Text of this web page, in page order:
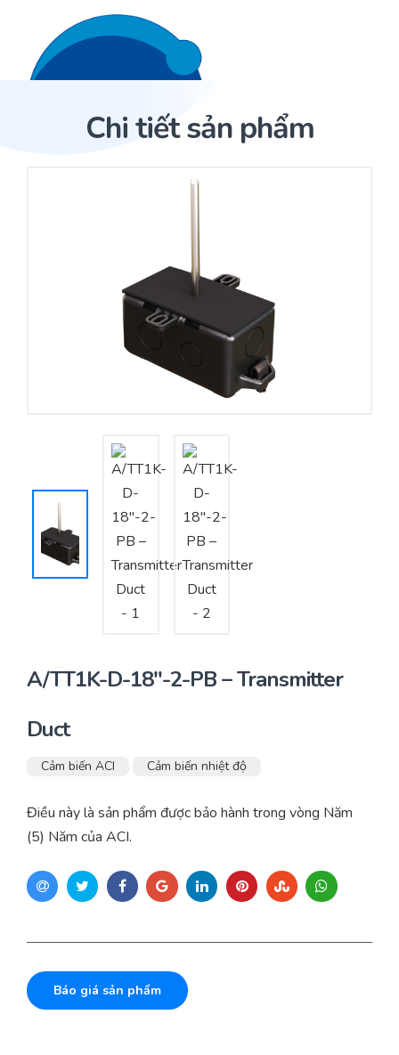
Trang Chủ
Nhà phân phối cảm biến
Nhà sản xuất thiết bị điều khiển
Cung cấp giải pháp quản lý cho toà nhà (BMS)
Tư vấn – Thiết kế – Cung cấp thiết bị HVAC
Tư vấn thiết kế, thi công tủ điều khiển
Thi công – Lắp đặt hệ thống HVAC
Chi tiết sản phẩm
Sản phẩm
A/TT1K-D-18″-2-PB – Transmitter
Duct
Cảm biến ACI Cảm biến nhiệt độ
Điều này là sản phẩm được bảo hành trong vòng Năm
(5) Năm của ACI.
Báo giá sản phẩm